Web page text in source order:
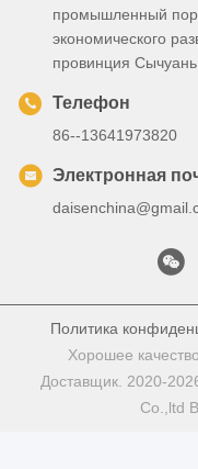
промышленный
экономического
провинция
Телефон
86--13641973820
Электронная
Политика
Хорошее
Доставщик. 2020-
Co.,ltd